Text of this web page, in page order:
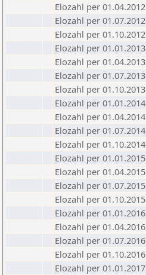
Elozahl per 01.04.2012
Elozahl per 01.07.2012
Elozahl per 01.10.2012
Elozahl per 01.01.2013
Elozahl per 01.04.2013
Elozahl per 01.07.2013
Elozahl per 01.10.2013
Elozahl per 01.01.2014
Elozahl per 01.04.2014
Elozahl per 01.07.2014
Elozahl per 01.10.2014
Elozahl per 01.01.2015
Elozahl per 01.04.2015
Elozahl per 01.07.2015
Elozahl per 01.10.2015
Elozahl per 01.01.2016
Elozahl per 01.04.2016
Elozahl per 01.07.2016
Elozahl per 01.10.2016
Elozahl per 01.01.2017